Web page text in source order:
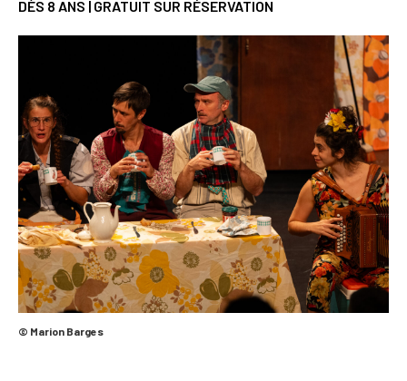
DÈS 8 ANS | GRATUIT SUR RÉSERVATION
© Marion Barges